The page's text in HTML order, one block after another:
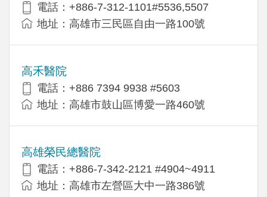
電話：+886-7-312-1101#5536,5507
地址：高雄市三民區自由一路100號
高禾醫院
電話：+886 7394 9938 #5603
地址：高雄市鼓山區博愛一路460號
高雄榮民總醫院
電話：+886-7-342-2121 #4904~4911
地址：高雄市左營區大中一路386號